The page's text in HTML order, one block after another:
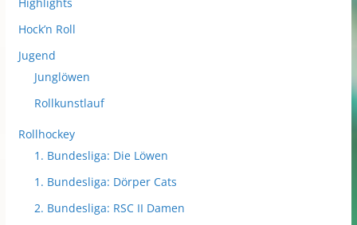
Hock’n Roll
Jugend
Junglöwen
Rollkunstlauf
Rollhockey
1. Bundesliga: Die Löwen
1. Bundesliga: Dörper Cats
2. Bundesliga: RSC II Damen